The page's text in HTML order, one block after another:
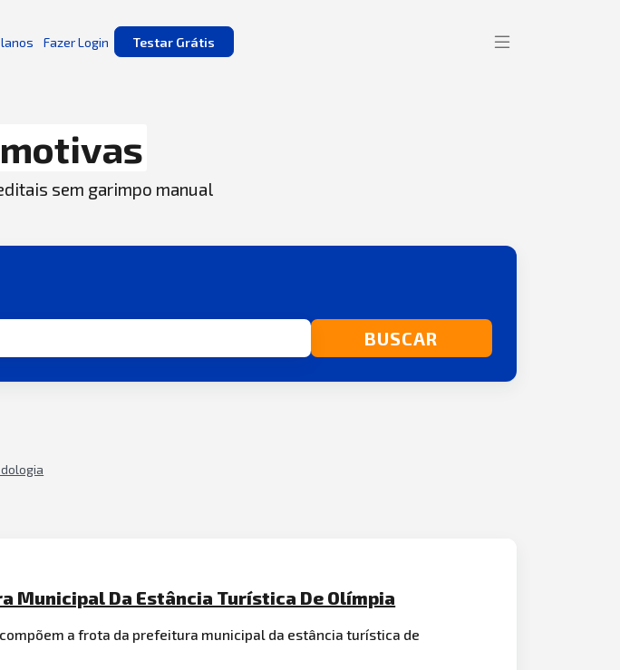
Fazer Login Testar Grátis
sem garimpo manual
BUSCAR
Municipal Da Estância Turística De Olímpia
a frota da prefeitura municipal da estância turística de